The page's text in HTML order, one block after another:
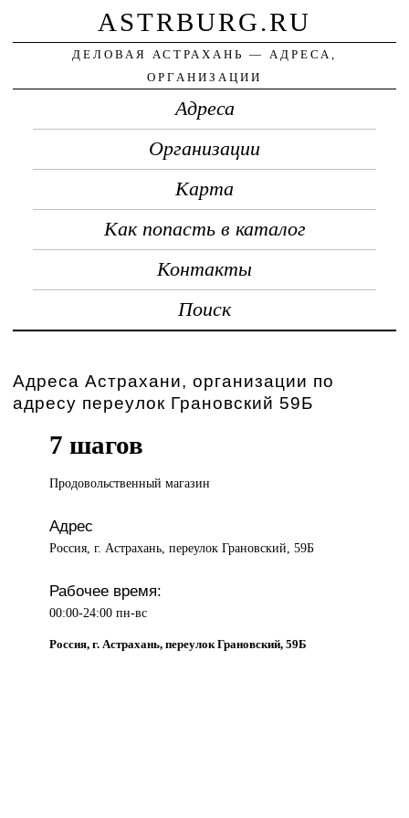
ASTRBURG.RU
ДЕЛОВАЯ АСТРАХАНЬ — АДРЕСА,
ОРГАНИЗАЦИИ
Адреса
Организации
Карта
Как попасть в каталог
Контакты
Поиск
Адреса Астрахани, организации по
адресу переулок Грановский 59Б
7 шагов
Продовольственный магазин
Адрес
Россия, г. Астрахань, переулок Грановский, 59Б
Рабочее время:
00:00-24:00 пн-вс
Россия, г. Астрахань, переулок Грановский, 59Б